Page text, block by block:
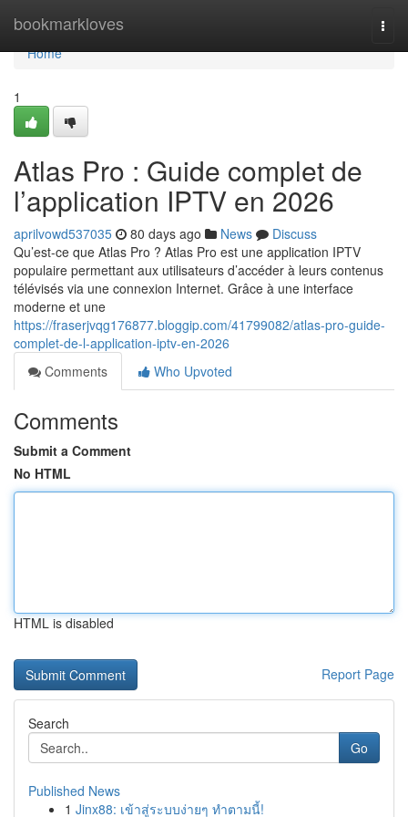
bookmarkloves
Home
Home
1
Atlas Pro : Guide complet de
l’application IPTV en 2026
aprilvowd537035 80 days ago News
Discuss
Qu’est-ce que Atlas Pro ? Atlas Pro est une application IPTV
populaire permettant aux utilisateurs d’accéder à leurs contenus
télévisés via une connexion Internet. Grâce à une interface
moderne et une
https://fraserjvqg176877.bloggip.com/41799082/atlas-pro-guide-
complet-de-l-application-iptv-en-2026
Comments
Who Upvoted
Comments
Submit a Comment
No HTML
HTML is disabled
Report Page
Search
Go
Published News
1 Jinx88: เข้าสู่ระบบง่ายๆ ทำตามนี้!